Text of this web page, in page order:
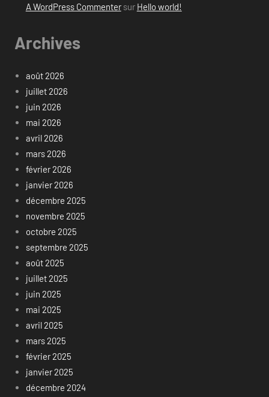
A WordPress Commentersur Hello world!
Archives
août 2026
juillet 2026
juin 2026
mai 2026
avril 2026
mars 2026
février 2026
janvier 2026
décembre 2025
novembre 2025
octobre 2025
septembre 2025
août 2025
juillet 2025
juin 2025
mai 2025
avril 2025
mars 2025
février 2025
janvier 2025
décembre 2024